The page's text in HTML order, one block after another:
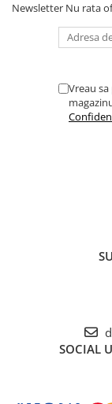
Newsletter Nu rata
Vreau
SOCIAL